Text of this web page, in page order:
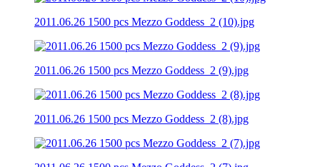
2011.06.26 1500 pcs Mezzo Goddess_2 (10).jpg
2011.06.26 1500 pcs Mezzo Goddess_2 (9).jpg
2011.06.26 1500 pcs Mezzo Goddess_2 (8).jpg